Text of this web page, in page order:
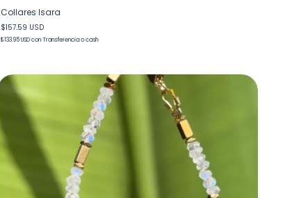
Collares Isara
$157.59 USD
$133.95 USDcon Transferencia o cash